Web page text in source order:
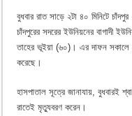
বুধবার রাত সাড়ে ২টা ৪০ মিনিটে
চাঁদপুরের সদরের ইউনিয়নের বাগাদী
তাহের ভূইয়া (৬০)। এর দাফন সকালে
করেছে।
হাসপাতাল সূত্রে জানাযায়, বুধবারই
রাতেই মৃত্যুবরণ করেন।